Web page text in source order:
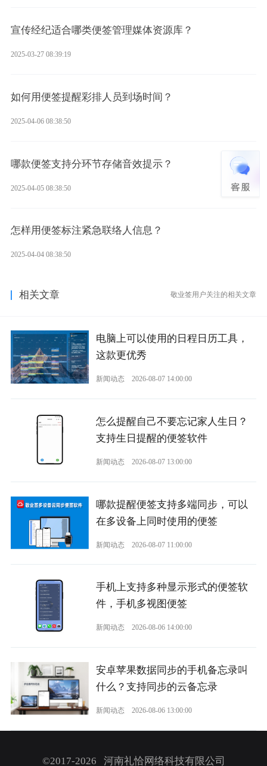
宣传经纪适合哪类便签管理媒体资源库？
2025-03-27 08:39:19
如何用便签提醒彩排人员到场时间？
2025-04-06 08:38:50
哪款便签支持分环节存储音效提示？
2025-04-05 08:38:50
怎样用便签标注紧急联络人信息？
2025-04-04 08:38:50
相关文章 敬业签用户关注的相关文章
电脑上可以使用的日程日历工具，
这款更优秀
新闻动态 2026-08-07 14:00:00
怎么提醒自己不要忘记家人生日？
支持生日提醒的便签软件
新闻动态 2026-08-07 13:00:00
哪款提醒便签支持多端同步，可以
在多设备上同时使用的便签
新闻动态 2026-08-07 11:00:00
手机上支持多种显示形式的便签软
件，手机多视图便签
新闻动态 2026-08-06 14:00:00
安卓苹果数据同步的手机备忘录叫
什么？支持同步的云备忘录
新闻动态 2026-08-06 13:00:00
©2017-2026 河南礼恰网络科技有限公司